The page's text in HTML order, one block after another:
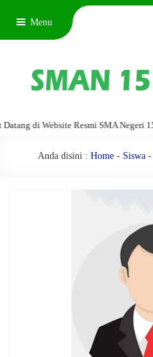
Menu
di Website Resmi SMA Negeri 15
Anda disini : Home- Siswa-